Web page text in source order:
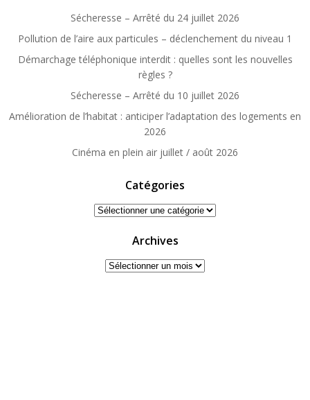
Sécheresse – Arrêté du 24 juillet 2026
Pollution de l’aire aux particules – déclenchement du niveau 1
Démarchage téléphonique interdit : quelles sont les nouvelles
règles ?
Sécheresse – Arrêté du 10 juillet 2026
Amélioration de l’habitat : anticiper l’adaptation des logements en
2026
Cinéma en plein air juillet / août 2026
Catégories
Catégories
Archives
Archives